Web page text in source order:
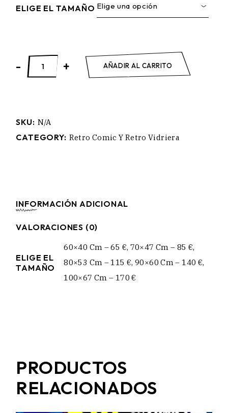
ELIGE EL TAMAÑO Elige una opción
LOBEZNO quantity
- + AÑADIR AL CARRITO
SKU: N/A
CATEGORY: Retro Comic Y Retro Vidriera
INFORMACIÓN ADICIONAL
VALORACIONES (0)
ELIGE EL
TAMAÑO
60×40 Cm – 65 €, 70×47 Cm – 85 €,
80×53 Cm – 115 €, 90×60 Cm – 140 €,
100×67 Cm – 170 €
PRODUCTOS
RELACIONADOS